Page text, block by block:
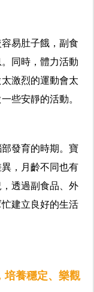
易肚子餓，副食
同時，體力活動
激烈的運動會太
些安靜的活動。
發育的時期。寶
，月齡不同也有
透過副食品、外
建立良好的生活
培養穩定、樂觀